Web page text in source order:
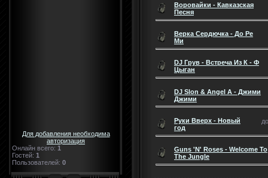
Для добавления необходима
авторизация
Онлайн всего: 1
Гостей: 1
Пользователей: 0
Воровайки - Кавказская
Песня
Верка Сердючка - До Ре
Ми
DJ Грув - Встреча Из К - Ф
Цыган
DJ Slon & Angel A - Джими
Джими
Руки Вверх - Новый
год
Guns 'N' Roses - Welcome To
The Jungle